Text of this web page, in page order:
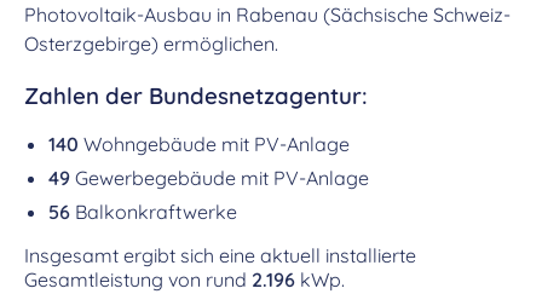
Photovoltaik-Ausbau in Rabenau (Sächsische Schweiz-
Osterzgebirge) ermöglichen.
Zahlen der Bundesnetzagentur:
140 Wohngebäude mit PV-Anlage
49 Gewerbegebäude mit PV-Anlage
56 Balkonkraftwerke
Insgesamt ergibt sich eine aktuell installierte
Gesamtleistung von rund 2.196 kWp.